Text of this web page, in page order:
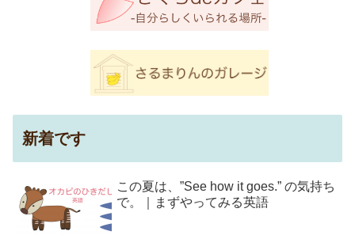
新着です
この夏は、”See how it goes.” の気持ち
で。｜まずやってみる英語